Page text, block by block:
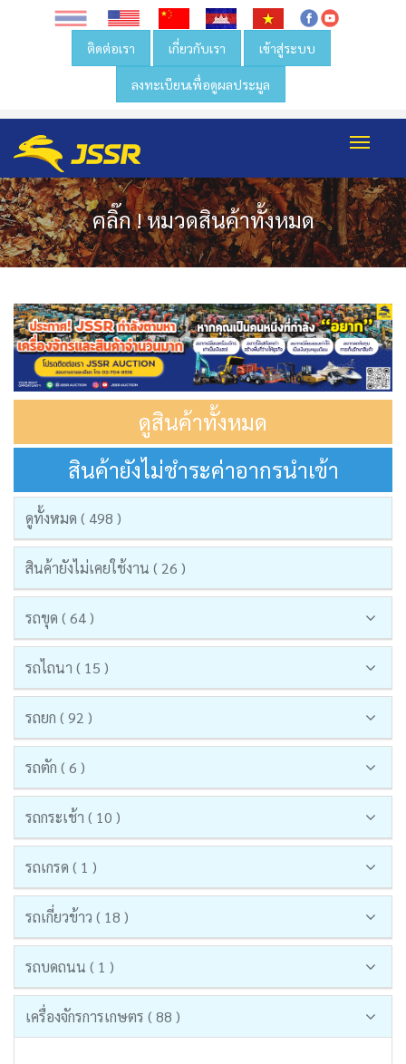
ติดต่อเรา เกี่ยวกับเรา เข้าสู่ระบบ
ลงทะเบียนเพื่อดูผลประมูล
คลิ๊ก ! หมวดสินค้าทั้งหมด
ดูสินค้าทั้งหมด
สินค้ายังไม่ชำระค่าอากรนำเข้า
ดูทั้งหมด ( 498 )
สินค้ายังไม่เคยใช้งาน ( 26 )
รถขุด ( 64 )
รถไถนา ( 15 )
รถยก ( 92 )
รถตัก ( 6 )
รถกระเช้า ( 10 )
รถเกรด ( 1 )
รถเกี่ยวข้าว ( 18 )
รถบดถนน ( 1 )
เครื่องจักรการเกษตร ( 88 )